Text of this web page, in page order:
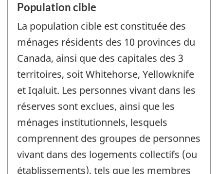
Population cible
La population cible est constituée des
ménages résidents des 10 provinces du
Canada, ainsi que des capitales des 3
territoires, soit Whitehorse, Yellowknife
et Iqaluit. Les personnes vivant dans les
réserves sont exclues, ainsi que les
ménages institutionnels, lesquels
comprennent des groupes de personnes
vivant dans des logements collectifs (ou
établissements), tels que les membres